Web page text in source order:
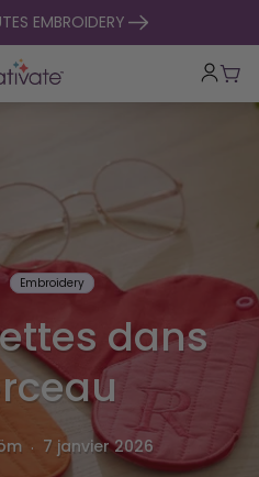
EMBROIDERY
Embroidery
dans
. 7 janvier 2026